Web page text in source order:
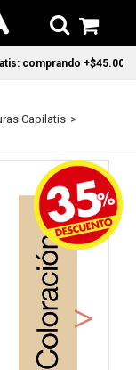
+$45.000 en
Capilatis